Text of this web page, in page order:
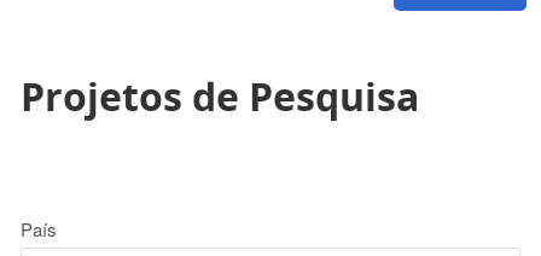
Projetos de Pesquisa
País